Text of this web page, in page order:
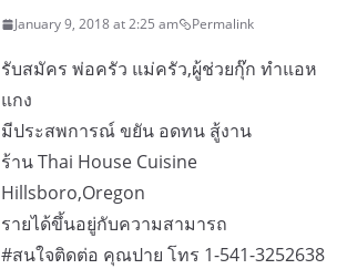
January 9, 2018 at 2:25 am Permalink
รับสมัคร พ่อครัว แม่ครัว,ผู้ช่วยกุ๊ก ทำแอห
แกง
มีประสพการณ์ ขยัน อดทน สู้งาน
ร้าน Thai House Cuisine
Hillsboro,Oregon
รายได้ขึ้นอยู่กับความสามารถ
#สนใจติดต่อ คุณปาย โทร 1-541-3252638